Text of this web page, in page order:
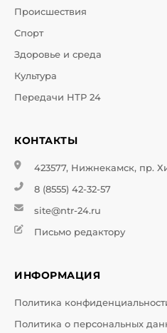
Происшествия
Спорт
Здоровье и среда
Культура
Передачи НТР 24
КОНТАКТЫ
423577, Нижнекамск, пр.
8 (8555) 42-32-57
site@ntr-24.ru
Письмо редактору
ИНФОРМАЦИЯ
Политика
Политика о персональных